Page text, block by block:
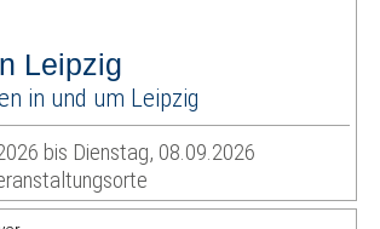
Leipzig
in und um Leipzig
bis Dienstag, 08.09.2026